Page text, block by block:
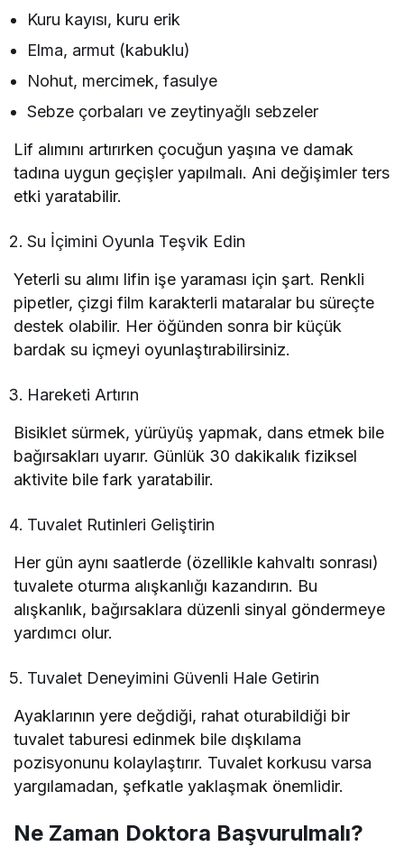
Kuru kayısı, kuru erik
Elma, armut (kabuklu)
Nohut, mercimek, fasulye
Sebze çorbaları ve zeytinyağlı sebzeler
Lif alımını artırırken çocuğun yaşına ve damak
tadına uygun geçişler yapılmalı. Ani değişimler ters
etki yaratabilir.
Su İçimini Oyunla Teşvik Edin
Yeterli su alımı lifin işe yaraması için şart. Renkli
pipetler, çizgi film karakterli mataralar bu süreçte
destek olabilir. Her öğünden sonra bir küçük
bardak su içmeyi oyunlaştırabilirsiniz.
Hareketi Artırın
Bisiklet sürmek, yürüyüş yapmak, dans etmek bile
bağırsakları uyarır. Günlük 30 dakikalık fiziksel
aktivite bile fark yaratabilir.
Tuvalet Rutinleri Geliştirin
Her gün aynı saatlerde (özellikle kahvaltı sonrası)
tuvalete oturma alışkanlığı kazandırın. Bu
alışkanlık, bağırsaklara düzenli sinyal göndermeye
yardımcı olur.
Tuvalet Deneyimini Güvenli Hale Getirin
Ayaklarının yere değdiği, rahat oturabildiği bir
tuvalet taburesi edinmek bile dışkılama
pozisyonunu kolaylaştırır. Tuvalet korkusu varsa
yargılamadan, şefkatle yaklaşmak önemlidir.
Ne Zaman Doktora Başvurulmalı?